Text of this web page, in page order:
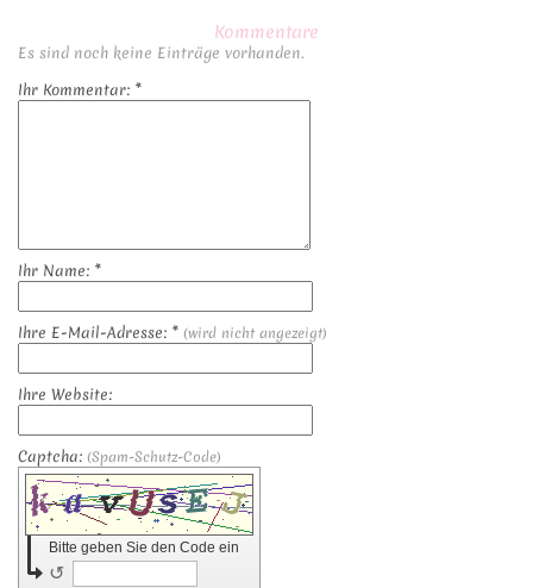
Kommentare
Es sind noch keine Einträge vorhanden.
Ihr Kommentar: *
Ihr Name: *
Ihre E-Mail-Adresse: * (wird nicht angezeigt)
Ihre Website:
Captcha: (Spam-Schutz-Code)
Bitte geben Sie den Code ein
↺